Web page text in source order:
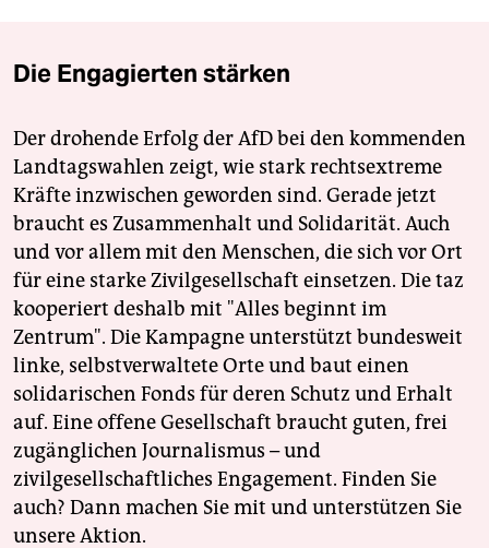
Die Engagierten stärken
Der drohende Erfolg der AfD bei den kommenden
Landtagswahlen zeigt, wie stark rechtsextreme
Kräfte inzwischen geworden sind. Gerade jetzt
braucht es Zusammenhalt und Solidarität. Auch
und vor allem mit den Menschen, die sich vor Ort
für eine starke Zivilgesellschaft einsetzen. Die taz
kooperiert deshalb mit "Alles beginnt im
Zentrum". Die Kampagne unterstützt bundesweit
linke, selbstverwaltete Orte und baut einen
solidarischen Fonds für deren Schutz und Erhalt
auf. Eine offene Gesellschaft braucht guten, frei
zugänglichen Journalismus – und
zivilgesellschaftliches Engagement. Finden Sie
auch? Dann machen Sie mit und unterstützen Sie
unsere Aktion.